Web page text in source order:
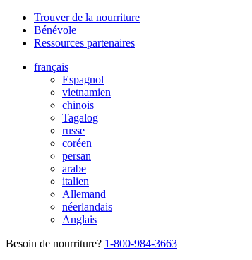
Trouver de la nourriture
Bénévole
Ressources partenaires
français
Espagnol
vietnamien
chinois
Tagalog
russe
coréen
persan
arabe
italien
Allemand
néerlandais
Anglais
Besoin de nourriture? 1-800-984-3663